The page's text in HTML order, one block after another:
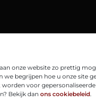
onze website zo prettig
we begrijpen hoe u onze site
voor
Bekijk dan ons cookiebeleid.